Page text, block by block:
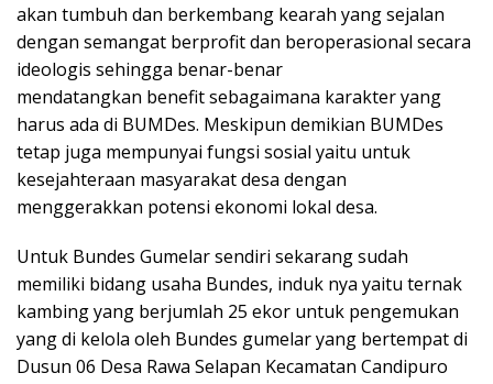
akan tumbuh dan berkembang kearah yang sejalan
dengan semangat berprofit dan beroperasional secara
ideologis sehingga benar-benar
mendatangkan benefit sebagaimana karakter yang
harus ada di BUMDes. Meskipun demikian BUMDes
tetap juga mempunyai fungsi sosial yaitu untuk
kesejahteraan masyarakat desa dengan
menggerakkan potensi ekonomi lokal desa.
Untuk Bundes Gumelar sendiri sekarang sudah
memiliki bidang usaha Bundes, induk nya yaitu ternak
kambing yang berjumlah 25 ekor untuk pengemukan
yang di kelola oleh Bundes gumelar yang bertempat di
Dusun 06 Desa Rawa Selapan Kecamatan Candipuro